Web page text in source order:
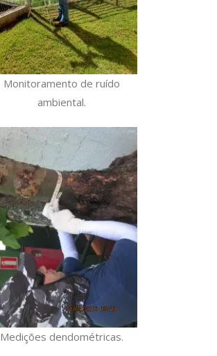
Monitoramento de ruído
ambiental.
Medições dendométricas.